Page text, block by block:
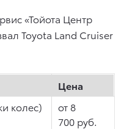
«Тойота Центр
Toyota Land Cruiser
Цена
колес)
от 8
700 руб.